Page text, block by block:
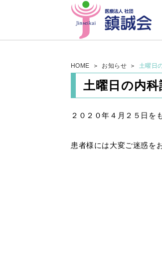
HOME お知らせ 土曜日
土曜日の内
２０２０年４月２５日を
患者様には大変ご迷惑を